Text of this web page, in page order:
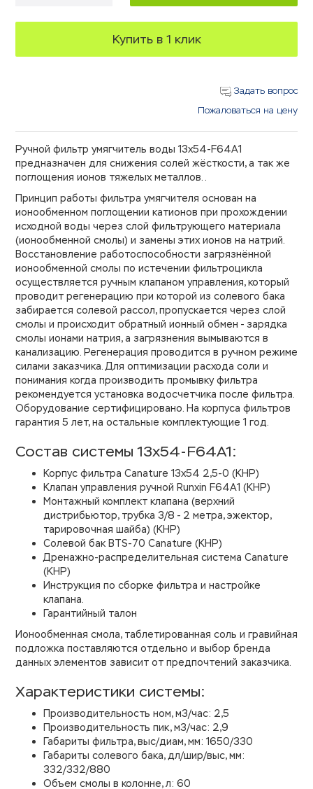
Купить в 1 клик
Задать вопрос
Пожаловаться на цену
Ручной фильтр умягчитель воды 13х54-F64A1
предназначен для снижения солей жёсткости, а так же
поглощения ионов тяжелых металлов..
Принцип работы фильтра умягчителя основан на
ионообменном поглощении катионов при прохождении
исходной воды через слой фильтрующего материала
(ионообменной смолы) и замены этих ионов на натрий.
Восстановление работоспособности загрязнённой
ионообменной смолы по истечении фильтроцикла
осуществляется ручным клапаном управления, который
проводит регенерацию при которой из солевого бака
забирается солевой рассол, пропускается через слой
смолы и происходит обратный ионный обмен - зарядка
смолы ионами натрия, а загрязнения вымываются в
канализацию. Регенерация проводится в ручном режиме
силами заказчика. Для оптимизации расхода соли и
понимания когда производить промывку фильтра
рекомендуется установка водосчетчика после фильтра.
Оборудование сертифицировано. На корпуса фильтров
гарантия 5 лет, на остальные комплектующие 1 год.
Состав системы 13х54-F64A1:
Корпус фильтра Canature 13х54 2,5-0 (КНР)
Клапан управления ручной Runxin F64A1 (КНР)
Монтажный комплект клапана (верхний
дистрибьютор, трубка 3/8 - 2 метра, эжектор,
тарировочная шайба) (КНР)
Солевой бак BTS-70 Canature (КНР)
Дренажно-распределительная система Canature
(КНР)
Инструкция по сборке фильтра и настройке
клапана.
Гарантийный талон
Ионообменная смола, таблетированная соль и гравийная
подложка поставляются отдельно и выбор бренда
данных элементов зависит от предпочтений заказчика.
Характеристики системы:
Производительность ном, м3/час: 2,5
Производительность пик, м3/час: 2,9
Габариты фильтра, выс/диам, мм: 1650/330
Габариты солевого бака, дл/шир/выс, мм:
332/332/880
Объем смолы в колонне, л: 60